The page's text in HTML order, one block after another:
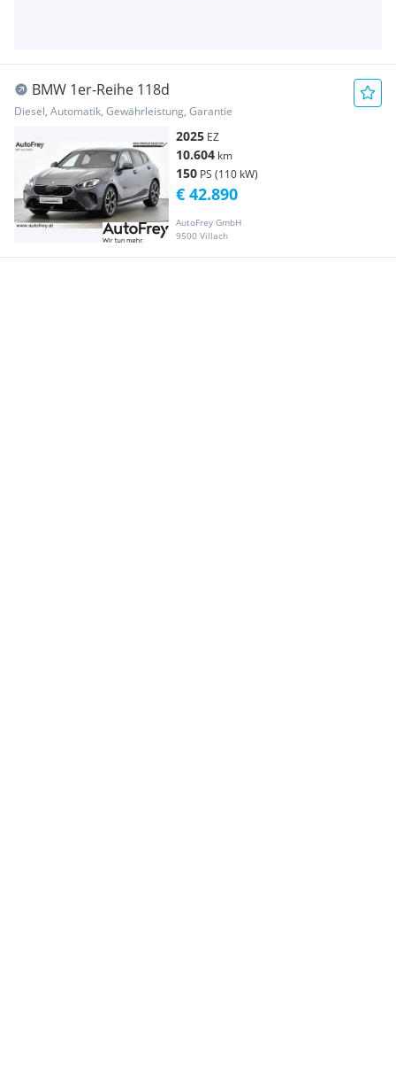
BMW 1er-Reihe 118d
Diesel, Automatik, Gewährleistung, Garantie
2025 EZ
10.604 km
150 PS (110 kW)
AutoFrey GmbH
9500 Villach
€ 42.890